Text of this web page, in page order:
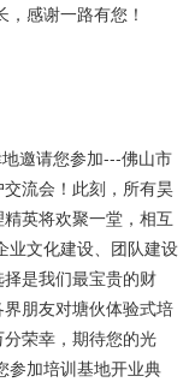
感谢一路有您！
邀请您参加---佛山市
流会！此刻，所有昊
英将欢聚一堂，相互
业文化建设、团队建设
是我们最宝贵的财
朋友对塘伙体验式培
荣幸，期待您的光
参加培训基地开业典